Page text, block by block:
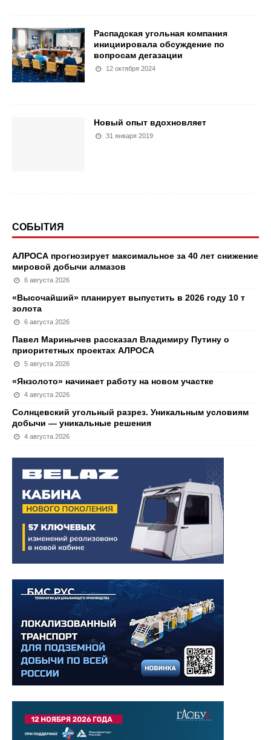
Распадская угольная компания
инициировала обсуждение по
вопросам дегазации
12 октября 2024
Новый опыт вдохновляет
31 января 2019
СОБЫТИЯ
АЛРОСА прогнозирует максимальное за 40 лет снижение
мировой добычи алмазов
6 августа 2026
«Высочайший» планирует выпустить в 2026 году 10 т
золота
6 августа 2026
Павел Маринычев рассказал Владимиру Путину о
приоритетных проектах АЛРОСА
5 августа 2026
«Янзолото» начинает работу на новом участке
4 августа 2026
Солнцевский угольный разрез. Уникальным условиям
добычи — уникальные решения
4 августа 2026